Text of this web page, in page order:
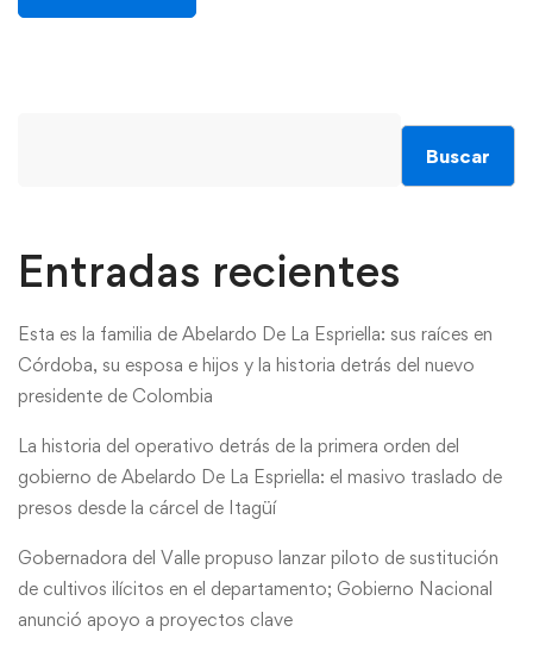
Buscar
Entradas recientes
Esta es la familia de Abelardo De La Espriella: sus raíces en
Córdoba, su esposa e hijos y la historia detrás del nuevo
presidente de Colombia
La historia del operativo detrás de la primera orden del
gobierno de Abelardo De La Espriella: el masivo traslado de
presos desde la cárcel de Itagüí
Gobernadora del Valle propuso lanzar piloto de sustitución
de cultivos ilícitos en el departamento; Gobierno Nacional
anunció apoyo a proyectos clave